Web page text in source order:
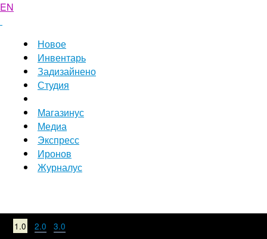
EN
Новое
Инвентарь
Задизайнено
Студия
Магазинус
Медиа
Экспресс
Иронов
Журналус
1.0 2.0 3.0